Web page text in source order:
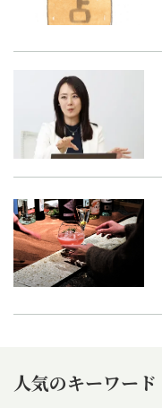
人気のキーワード